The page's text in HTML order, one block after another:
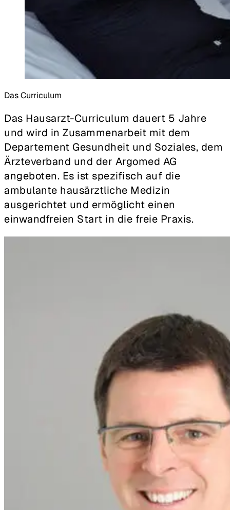
Das Curriculum
Das Hausarzt-Curriculum dauert 5 Jahre
und wird in Zusammenarbeit mit dem
Departement Gesundheit und Soziales, dem
Ärzteverband und der Argomed AG
angeboten. Es ist spezifisch auf die
ambulante hausärztliche Medizin
ausgerichtet und ermöglicht einen
einwandfreien Start in die freie Praxis.